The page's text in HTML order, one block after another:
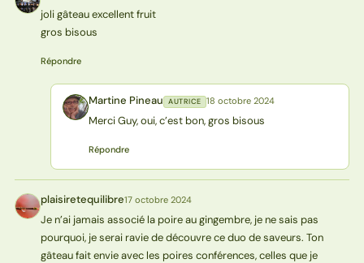
joli gâteau excellent fruit
gros bisous
Répondre
MP Martine Pineau AUTRICE 18 octobre 2024
Merci Guy, oui, c’est bon, gros bisous
Répondre
P plaisiretequilibre17 octobre 2024
Je n’ai jamais associé la poire au gingembre, je ne sais pas
pourquoi, je serai ravie de découvre ce duo de saveurs. Ton
gâteau fait envie avec les poires conférences, celles que je